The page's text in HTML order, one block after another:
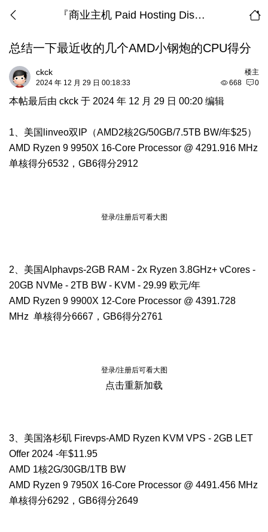
『商业主机 Paid Hosting Discussion』
总结一下最近收的几个AMD小钢炮的CPU得分
楼主
ckck
668 0
2024 年 12 月 29 日 00:18:33
本帖最后由 ckck 于 2024 年 12 月 29 日 00:20 编辑
1、美国linveo双IP（AMD2核2G/50GB/7.5TB BW/年$25）
AMD Ryzen 9 9950X 16-Core Processor @ 4291.916 MHz
单核得分6532，GB6得分2912
登录/注册后可看大图
2、美国Alphavps-2GB RAM - 2x Ryzen 3.8GHz+ vCores -
20GB NVMe - 2TB BW - KVM - 29.99 欧元/年
AMD Ryzen 9 9900X 12-Core Processor @ 4391.728
MHz 单核得分6667，GB6得分2761
登录/注册后可看大图
点击重新加载
3、美国洛杉矶 Firevps-AMD Ryzen KVM VPS - 2GB LET
Offer 2024 -年$11.95
AMD 1核2G/30GB/1TB BW
AMD Ryzen 9 7950X 16-Core Processor @ 4491.456 MHz
单核得分6292，GB6得分2649